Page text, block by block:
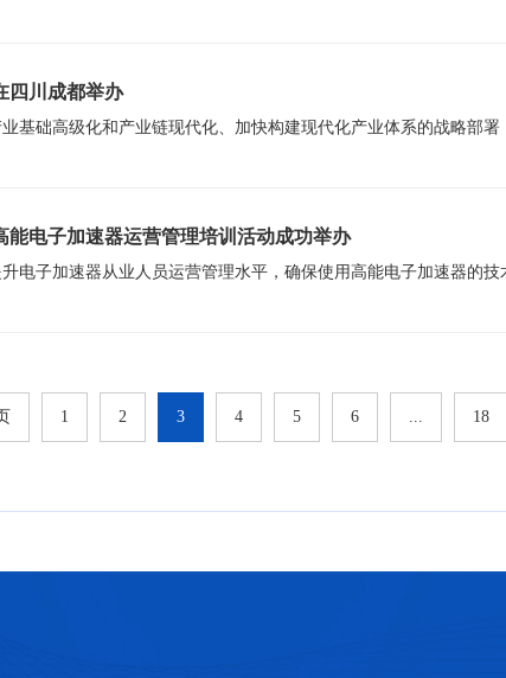
四川成都举办
电子加速器运营管理培训活动成功举办
1 2 3 4 5 6 ... 18